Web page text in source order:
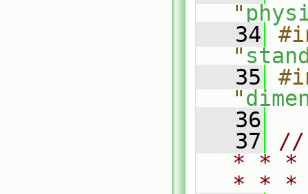
"
   34
"
   35
"
   36
   37
//
* * *
* *